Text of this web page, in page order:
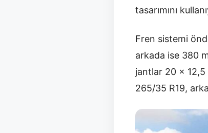
tasarımını
Fren sistemi
arkada ise 380
jantlar 20 x
265/35 R19,